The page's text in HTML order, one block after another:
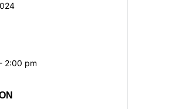
2:00 pm